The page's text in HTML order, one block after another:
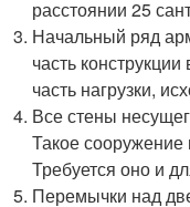
расстоянии 25
Начальный ряд
часть
часть нагрузки,
Все стены
Такое
Требуется оно и
Перемычки над